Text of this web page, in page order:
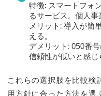
特徴: スマートフォ
るサービス。個人事
メリット: 導入が簡
える。
デメリット: 050番
信頼性が低いと感じ
これらの選択肢を比較検
用方針に合った方法を選